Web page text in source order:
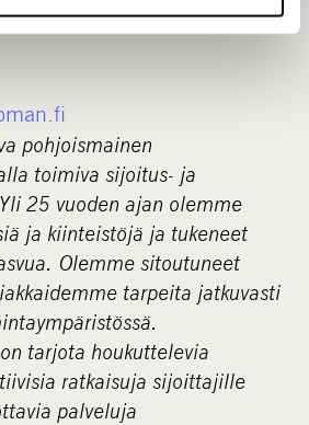
pohjoismainen
toimiva sijoitus- ja
25 vuoden ajan olemme
ja kiinteistöjä ja tukeneet
Olemme sitoutuneet
tarpeita jatkuvasti
tarjota houkuttelevia
ratkaisuja sijoittajille
palveluja